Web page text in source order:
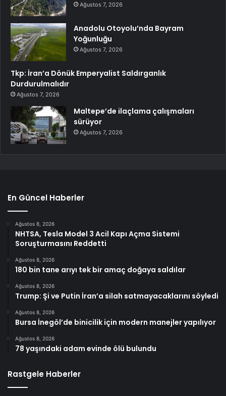
Ağustos 7, 2026
Anadolu Otoyolu’nda Bayram
Yoğunluğu
Ağustos 7, 2026
Tkp: İran’a Dönük Emperyalist Saldırganlık
Durdurulmalıdır
Ağustos 7, 2026
Maltepe’de ilaçlama çalışmaları
sürüyor
Ağustos 7, 2026
En Güncel Haberler
Ağustos 8, 2026
NHTSA, Tesla Model 3 Acil Kapı Açma Sistemi
Soruşturmasını Reddetti
Ağustos 8, 2026
180 bin tane arıyı tek bir amaç doğaya saldılar
Ağustos 8, 2026
Trump: Şi ve Putin İran’a silah satmayacaklarını söyledi
Ağustos 8, 2026
Bursa İnegöl’de binicilik için modern manejler yapılıyor
Ağustos 8, 2026
78 yaşındaki adam evinde ölü bulundu
Rastgele Haberler